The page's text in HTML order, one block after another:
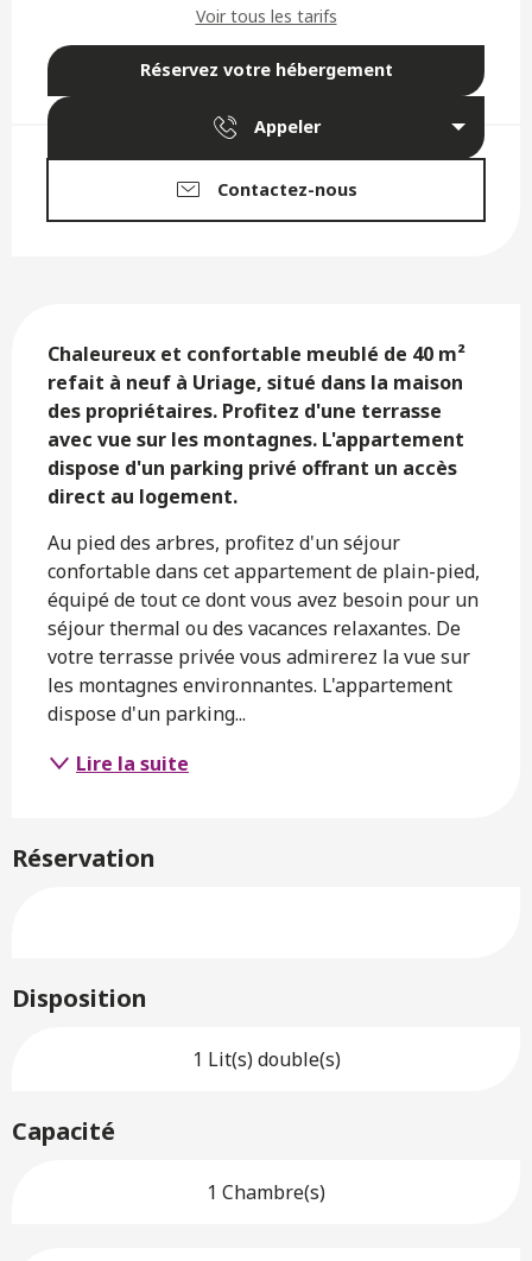
Voir tous les tarifs
Réservez votre hébergement
Appeler
Contactez-nous
Chaleureux et confortable meublé de 40 m²
refait à neuf à Uriage, situé dans la maison
des propriétaires. Profitez d'une terrasse
avec vue sur les montagnes. L'appartement
dispose d'un parking privé offrant un accès
direct au logement.
Au pied des arbres, profitez d'un séjour
confortable dans cet appartement de plain-pied,
équipé de tout ce dont vous avez besoin pour un
séjour thermal ou des vacances relaxantes. De
votre terrasse privée vous admirerez la vue sur
les montagnes environnantes. L'appartement
dispose d'un parking...
Lire la suite
Réservation
Disposition
1 Lit(s) double(s)
Capacité
1 Chambre(s)